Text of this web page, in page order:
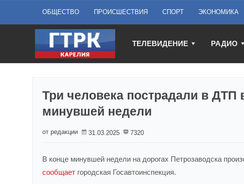
ОБЩЕСТВО ПРОИСШЕСТВИЯ СПОРТ ЭКОНОМИКА
ТЕЛЕВИДЕНИЕ РАДИО
Три человека пострадали в ДТП
минувшей недели
от редакции 31.03.2025 7320
В конце минувшей недели на дорогах Петрозаводска
сообщает городская Госавтоинспекция.